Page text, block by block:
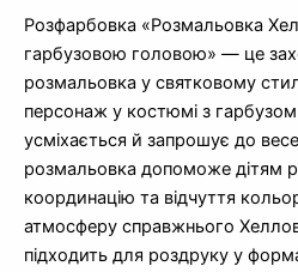
Розфарбовка «Розмальовка
гарбузовою головою» — це
розмальовка у святковому
персонаж у костюмі з
усміхається й запрошує до
розмальовка допоможе дітям
координацію та відчуття
атмосферу справжнього
підходить для роздруку у